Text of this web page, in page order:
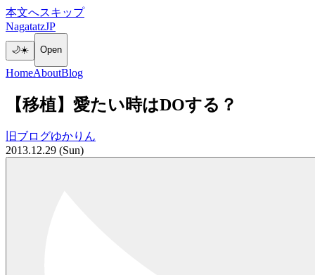
本文へスキップ
NagatatzJP
🌙☀️ Open
HomeAboutBlog
【移植】愛たい時はDOする？
旧ブログゆかりん
2013.12.29 (Sun)